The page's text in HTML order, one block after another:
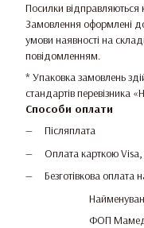
Посилки відправляються
Замовлення оформлені
умови наявності на
повідомленням.
* Упаковка замовлень
стандартів перевізника
Способи оплати
Післяплата
Оплата карткою
Безготівкова оплата
ФОП